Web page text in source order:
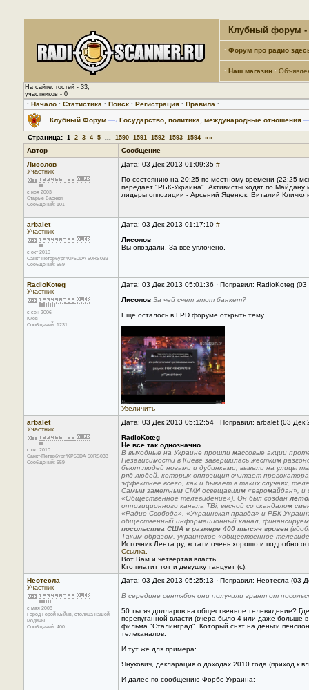
Клубный форум -
· Форум про радио
· Наш магазин ·
На сайте: гостей - 33,
участников - 0
· Начало · Статистика · Поиск · Регистрация · Правила ·
Клубный Форум —› Государство, политика, международные отношения
Страница: 1 2 3 4 5 1590 1591 1592 1593 1594 »»
Автор
Сообщение
Лисолов
Участник
с ноя 2003
Старые Васюки
Сообщений: 101
Дата: 03 Дек 2013 01:09:35 #
По состоянию на 20:25 по местному времени (22:25
передает "РБК-Украина". Активисты ходят по Майдану
лидеры оппозиции - Арсений Яценюк, Виталий Кличко
arbalet
Участник
с окт 2010
Санкт-Петербург/KP50DA 50RS033
Сообщений: 659
Дата: 03 Дек 2013 01:17:10 #
Лисолов
Вы опоздали. За все уплочено.
RadioKoteg
Участник
с сен 2006
Киев
Сообщений: 1231
Дата: 03 Дек 2013 05:01:36 · Поправил: RadioKoteg
Лисолов За чей счет этот банкет?
Еще осталось в LPD форуме открыть тему.
Увеличить
arbalet
Участник
с окт 2010
Санкт-Петербург/KP50DA 50RS033
Сообщений: 659
Дата: 03 Дек 2013 05:12:54 · Поправил: arbalet (03
RadioKoteg
Не все так однозначно.
В выходные на Украине прошли массовые акции
Независимости в Киеве завершилась жестким
бьют людей ногами и дубинками, вывели на улицы
ряд людей, которых оппозиция считает
эффектнее всего, как и бывает в таких случаях,
Самым заметным СМИ освещавшим «евромайдан», и
«Общественное телевидение»). Он был создан
оппозиционного канала ТВi, весной со скандалом
«Радио Свобода», «Украинская правда» и РБК
общественный информационный канал,
посольства США в размере 400 тысяч гривен
Таким образом, украинское «общественное
Источник Лента.ру, кстати очень хорошо и подробно
Ссылка.
Вот Вам и четвертая власть.
Кто платит тот и девушку танцует (с).
Неотесла
Участник
с мая 2008
Город-Герой Кыйив, столица нашей
Родины
Сообщений: 400
Дата: 03 Дек 2013 05:25:13 · Поправил: Неотесла (03
В середине сентября они получили грант от
50 тысяч долларов на общественное телевидение?
перепуганной власти (вчера было 4 или даже
фильма "Сталинград". Который снят на деньги
телеканалов.
И тут же для примера:
Янукович, декларация о доходах 2010 года (приход к
И далее по сообщению Форбс-Украина: